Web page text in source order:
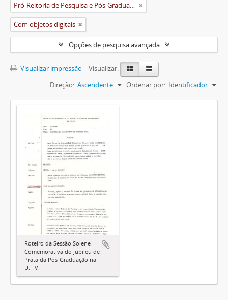
Pró-Reitoria de Pesquisa e Pós-Graduação
Com objetos digitais
Opções de pesquisa avançada
Visualizar impressão
Visualizar:
Ordenar por: Identificador
Direção: Ascendente
Roteiro da Sessão Solene
Comemorativa do Jubileu de
Prata da Pós-Graduação na
U.F.V.